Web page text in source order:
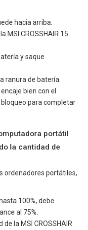
hacia arriba.
MSI CROSSHAIR 15
y saque
ranura de batería.
bien con el
para completar
portátil
la cantidad de
ordenadores portátiles,
100%, debe
al 75%.
de la MSI CROSSHAIR